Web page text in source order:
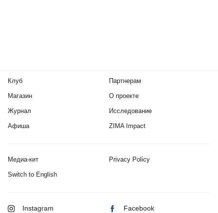
Клуб
Магазин
Журнал
Афиша
Партнерам
О проекте
Исследование
ZIMA Impact
Медиа-кит Privacy Policy
Switch to English
Instagram Facebook